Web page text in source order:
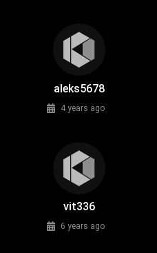
aleks5678
4 years ago
vit336
6 years ago